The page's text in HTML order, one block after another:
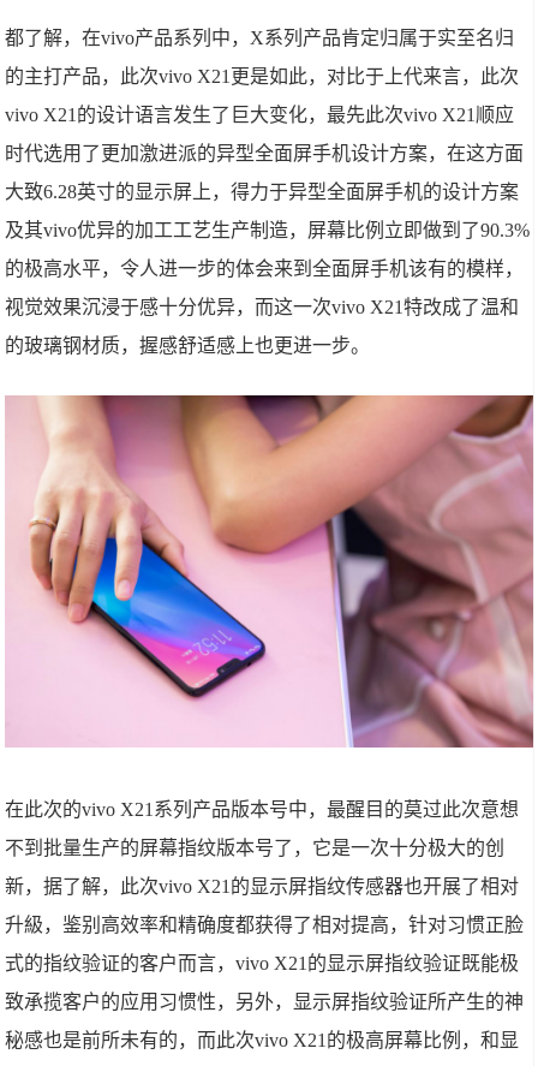
都了解，在vivo产品系列中，X系列产品肯定归属于实至名归
的主打产品，此次vivo X21更是如此，对比于上代来言，此次
vivo X21的设计语言发生了巨大变化，最先此次vivo X21顺应
时代选用了更加激进派的异型全面屏手机设计方案，在这方面
大致6.28英寸的显示屏上，得力于异型全面屏手机的设计方案
及其vivo优异的加工工艺生产制造，屏幕比例立即做到了90.3%
的极高水平，令人进一步的体会来到全面屏手机该有的模样，
视觉效果沉浸于感十分优异，而这一次vivo X21特改成了温和
的玻璃钢材质，握感舒适感上也更进一步。
在此次的vivo X21系列产品版本号中，最醒目的莫过此次意想
不到批量生产的屏幕指纹版本号了，它是一次十分极大的创
新，据了解，此次vivo X21的显示屏指纹传感器也开展了相对
升級，鉴别高效率和精确度都获得了相对提高，针对习惯正脸
式的指纹验证的客户而言，vivo X21的显示屏指纹验证既能极
致承揽客户的应用习惯性，另外，显示屏指纹验证所产生的神
秘感也是前所未有的，而此次vivo X21的极高屏幕比例，和显